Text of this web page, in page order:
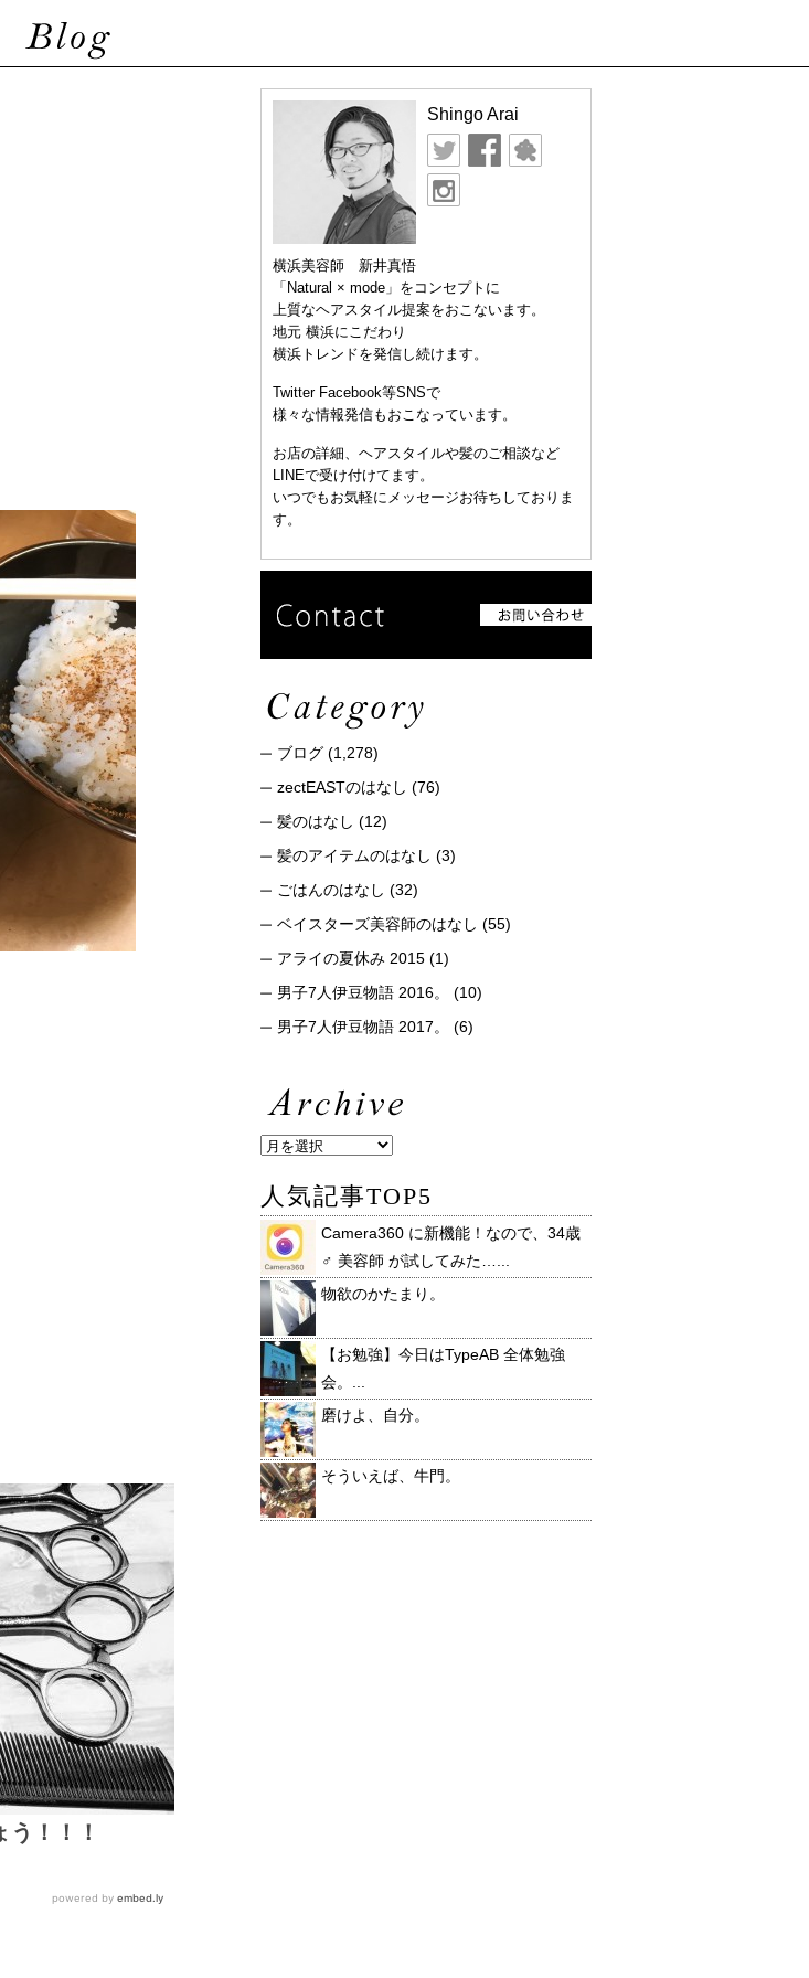
Shingo Arai
横浜美容師 新井真悟
「Natural × mode」をコンセプトに
上質なヘアスタイル提案をおこないます。
地元 横浜にこだわり
横浜トレンドを発信し続けます。
Twitter Facebook等SNSで
様々な情報発信もおこなっています。
お店の詳細、ヘアスタイルや髪のご相談など
LINEで受け付けてます。
いつでもお気軽にメッセージお待ちしておりま
す。
ブログ (1,278)
zectEASTのはなし (76)
髪のはなし (12)
髪のアイテムのはなし (3)
ごはんのはなし (32)
ベイスターズ美容師のはなし (55)
アライの夏休み 2015 (1)
男子7人伊豆物語 2016。
(10)
男子7人伊豆物語 2017。
(6)
人気記事TOP5
Camera360 に新機能！なので、34歳
♂ 美容師 が試してみた…...
物欲のかたまり。
【お勉強】今日はTypeAB 全体勉強
会。...
磨けよ、自分。
そういえば、牛門。